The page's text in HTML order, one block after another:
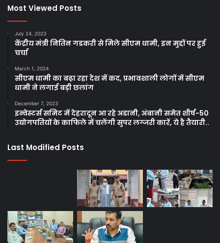
Most Viewed Posts
July 24, 2023
केंद्रीय मंत्री नितिन गडकरी से मिले सीएम धामी, इन मुद्दों पर हुई
चर्चा
March 1, 2024
सीएम धामी का बढ़ा रहा देश में कद, प्रभावशाली लोगों में सीएम
धामी ने लगाई बड़ी छलांग
December 7, 2023
इन्वेस्टर्स समिट में देहरादून आ रहे अडानी, अंबानी समेत शीर्ष-50
उद्योगपतियों के काफिले में चलेंगी सुपर लग्जरी कारें, ये है तैयारी..
Last Modified Posts